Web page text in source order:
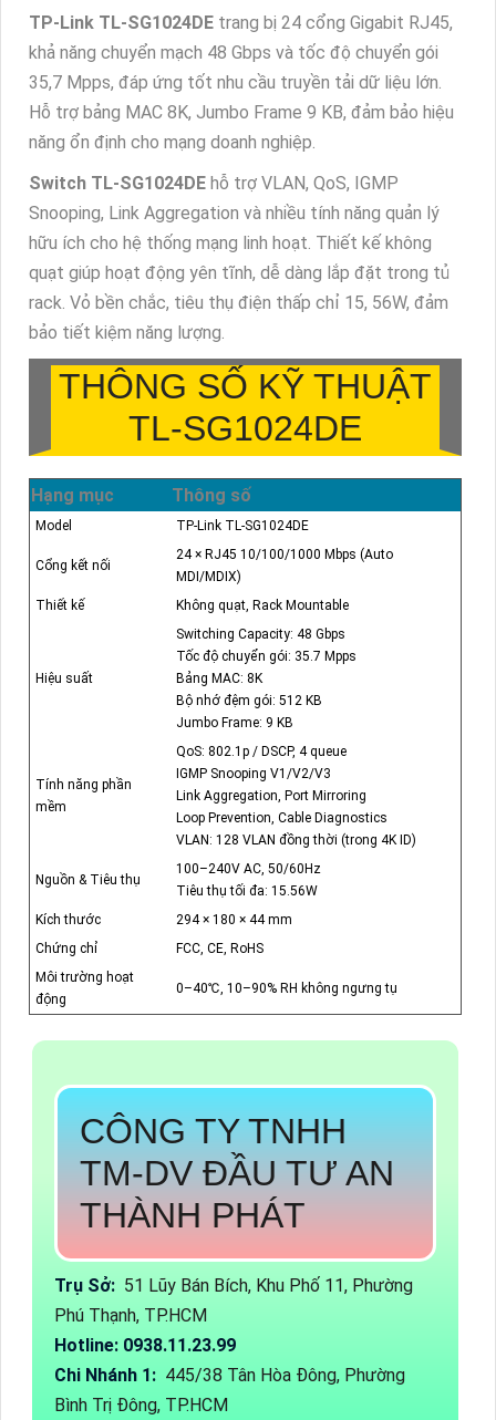
TP-Link TL-SG1024DE trang bị 24 cổng Gigabit RJ45,
khả năng chuyển mạch 48 Gbps và tốc độ chuyển gói
35,7 Mpps, đáp ứng tốt nhu cầu truyền tải dữ liệu lớn.
Hỗ trợ bảng MAC 8K, Jumbo Frame 9 KB, đảm bảo hiệu
năng ổn định cho mạng doanh nghiệp.
Switch TL-SG1024DE hỗ trợ VLAN, QoS, IGMP
Snooping, Link Aggregation và nhiều tính năng quản lý
hữu ích cho hệ thống mạng linh hoạt. Thiết kế không
quạt giúp hoạt động yên tĩnh, dễ dàng lắp đặt trong tủ
rack. Vỏ bền chắc, tiêu thụ điện thấp chỉ 15, 56W, đảm
bảo tiết kiệm năng lượng.
THÔNG SỐ KỸ THUẬT
TL-SG1024DE
Hạng mục Thông số
Model TP-Link TL-SG1024DE
Cổng kết nối
24 × RJ45 10/100/1000 Mbps (Auto
MDI/MDIX)
Thiết kế
Không quạt, Rack Mountable
Hiệu suất
Switching Capacity: 48 Gbps
Tốc độ chuyển gói: 35.7 Mpps
Bảng MAC: 8K
Bộ nhớ đệm gói: 512 KB
Jumbo Frame: 9 KB
Tính năng phần
mềm
QoS: 802.1p / DSCP, 4 queue
IGMP Snooping V1/V2/V3
Link Aggregation, Port Mirroring
Loop Prevention, Cable Diagnostics
VLAN: 128 VLAN đồng thời (trong 4K ID)
Nguồn & Tiêu thụ
100–240V AC, 50/60Hz
Tiêu thụ tối đa: 15.56W
Kích thước
294 × 180 × 44 mm
Chứng chỉ
FCC, CE, RoHS
Môi trường hoạt
động
0–40℃, 10–90% RH không ngưng tụ
CÔNG TY TNHH
TM-DV ĐẦU TƯ AN
THÀNH PHÁT
Trụ Sở: 51 Lũy Bán Bích, Khu Phố 11, Phường
Phú Thạnh, TP.HCM
Hotline: 0938.11.23.99
Chi Nhánh 1: 445/38 Tân Hòa Đông, Phường
Bình Trị Đông, TP.HCM